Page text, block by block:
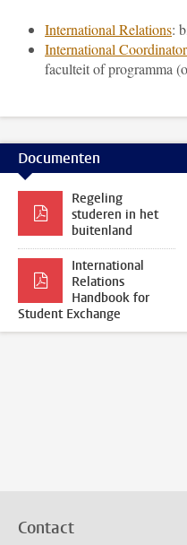
International Relations:
International Coordinator
faculteit of programma
Documenten
Regeling
studeren in het
buitenland
International
Relations
Handbook for
Student Exchange
Contact